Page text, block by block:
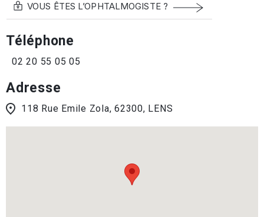
VOUS ÊTES L’OPHTALMOGISTE ?
Téléphone
02 20 55 05 05
Adresse
118 Rue Emile Zola, 62300, LENS